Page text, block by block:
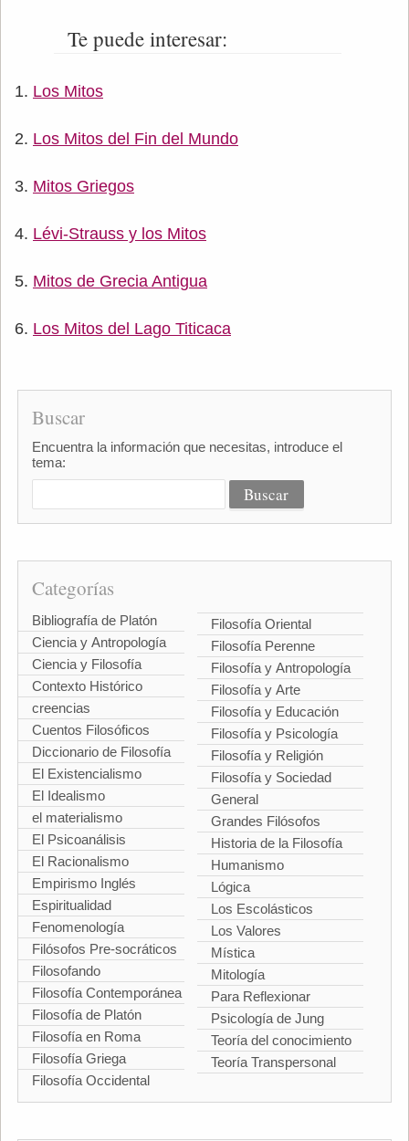
Te puede interesar:
Los Mitos
Los Mitos del Fin del Mundo
Mitos Griegos
Lévi-Strauss y los Mitos
Mitos de Grecia Antigua
Los Mitos del Lago Titicaca
Buscar
Encuentra la información que necesitas, introduce el
tema:
Categorías
Bibliografía de Platón
Ciencia y Antropología
Ciencia y Filosofía
Contexto Histórico
creencias
Cuentos Filosóficos
Diccionario de Filosofía
El Existencialismo
El Idealismo
el materialismo
El Psicoanálisis
El Racionalismo
Empirismo Inglés
Espiritualidad
Fenomenología
Filósofos Pre-socráticos
Filosofando
Filosofía Contemporánea
Filosofía de Platón
Filosofía en Roma
Filosofía Griega
Filosofía Occidental
Filosofía Oriental
Filosofía Perenne
Filosofía y Antropología
Filosofía y Arte
Filosofía y Educación
Filosofía y Psicología
Filosofía y Religión
Filosofía y Sociedad
General
Grandes Filósofos
Historia de la Filosofía
Humanismo
Lógica
Los Escolásticos
Los Valores
Mística
Mitología
Para Reflexionar
Psicología de Jung
Teoría del conocimiento
Teoría Transpersonal